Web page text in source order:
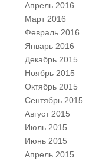
Апрель 2016
Март 2016
Февраль 2016
Январь 2016
Декабрь 2015
Ноябрь 2015
Октябрь 2015
Сентябрь 2015
Август 2015
Июль 2015
Июнь 2015
Апрель 2015